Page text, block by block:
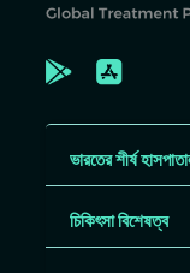
ভারতের শীর্ষ
চিকিৎসা বিশেষত্ব